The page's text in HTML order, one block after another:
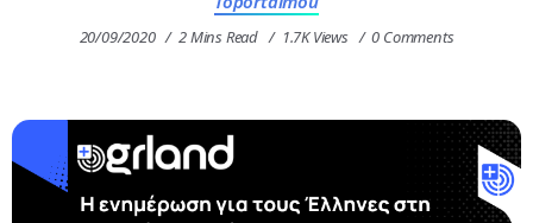
20/09/2020 2 Mins Read 1.7K Views 0 Comments